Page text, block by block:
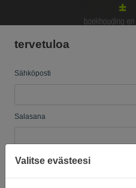
Valitse evästeesi
tervetuloa
Sähköposti
Salasana
Muistuta minua